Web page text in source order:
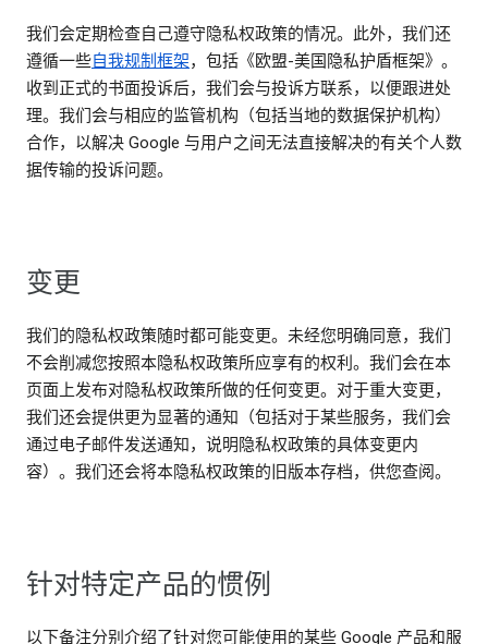
我们会定期检查自己遵守隐私权政策的情况。此外，我们还
遵循一些自我规制框架，包括《欧盟-美国隐私护盾框架》。
收到正式的书面投诉后，我们会与投诉方联系，以便跟进处
理。我们会与相应的监管机构（包括当地的数据保护机构）
合作，以解决 Google 与用户之间无法直接解决的有关个人数
据传输的投诉问题。
变更
我们的隐私权政策随时都可能变更。未经您明确同意，我们
不会削减您按照本隐私权政策所应享有的权利。我们会在本
页面上发布对隐私权政策所做的任何变更。对于重大变更，
我们还会提供更为显著的通知（包括对于某些服务，我们会
通过电子邮件发送通知，说明隐私权政策的具体变更内
容）。我们还会将本隐私权政策的旧版本存档，供您查阅。
针对特定产品的惯例
以下备注分别介绍了针对您可能使用的某些 Google 产品和服